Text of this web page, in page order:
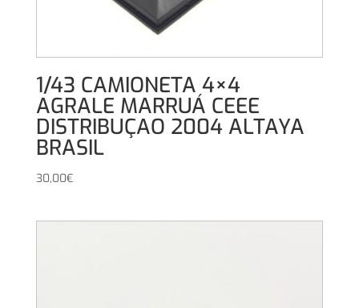
1/43 CAMIONETA 4×4
AGRALE MARRUÁ CEEE
DISTRIBUÇAO 2004 ALTAYA
BRASIL
30,00€